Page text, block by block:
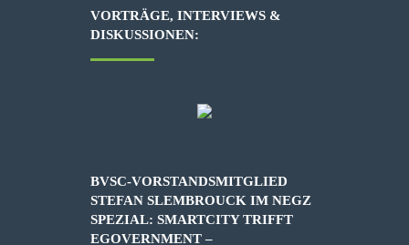
VORTRÄGE, INTERVIEWS &
DISKUSSIONEN:
BVSC-VORSTANDSMITGLIED
STEFAN SLEMBROUCK IM NEGZ
SPEZIAL: SMARTCITY TRIFFT
EGOVERNMENT –